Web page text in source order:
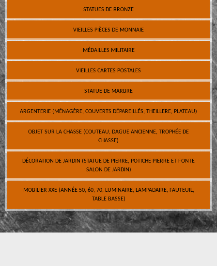
STATUES DE BRONZE
VIEILLES PIÈCES DE MONNAIE
MÉDAILLES MILITAIRE
VIEILLES CARTES POSTALES
STATUE DE MARBRE
ARGENTERIE (MÉNAGÈRE, COUVERTS DÉPAREILLÉS, THEILLERE, PLATEAU)
OBJET SUR LA CHASSE (COUTEAU, DAGUE ANCIENNE, TROPHÉE DE
CHASSE)
DÉCORATION DE JARDIN (STATUE DE PIERRE, POTICHE PIERRE ET FONTE
SALON DE JARDIN)
MOBILIER XXE (ANNÉE 50, 60, 70, LUMINAIRE, LAMPADAIRE, FAUTEUIL,
TABLE BASSE)